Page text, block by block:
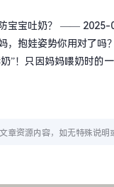
宝宝吐奶？
—— 2025-
，抱娃姿势你用对了吗？
”！只因妈妈喂奶时的一
章资源内容，如无特殊说